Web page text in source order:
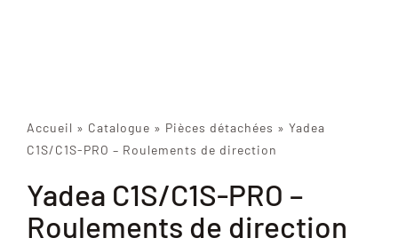
Accueil » Catalogue » Pièces détachées » Yadea
C1S/C1S-PRO – Roulements de direction
Yadea C1S/C1S-PRO –
Roulements de direction